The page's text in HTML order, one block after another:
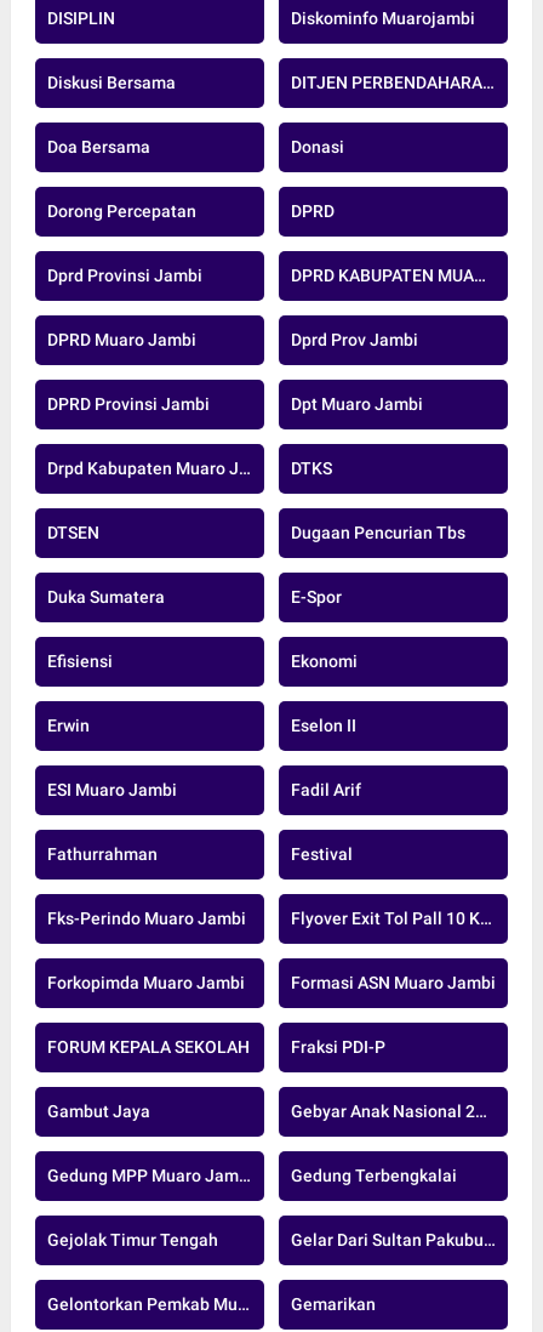
DISIPLIN Diskominfo Muarojambi
Diskusi Bersama DITJEN PERBENDAHARAAN
Doa Bersama Donasi
Dorong Percepatan DPRD
Dprd Provinsi Jambi DPRD KABUPATEN MUARO JAMBI
DPRD Muaro Jambi Dprd Prov Jambi
DPRD Provinsi Jambi Dpt Muaro Jambi
Drpd Kabupaten Muaro Jambi DTKS
DTSEN Dugaan Pencurian Tbs
Duka Sumatera E-Spor
Efisiensi Ekonomi
Erwin Eselon II
ESI Muaro Jambi Fadil Arif
Fathurrahman Festival
Fks-Perindo Muaro Jambi Flyover Exit Tol Pall 10 Kota Jambi
Forkopimda Muaro Jambi Formasi ASN Muaro Jambi
FORUM KEPALA SEKOLAH Fraksi PDI-P
Gambut Jaya Gebyar Anak Nasional 2024
Gedung MPP Muaro Jambi Gedung Terbengkalai
Gejolak Timur Tengah Gelar Dari Sultan Pakubuwono XIII
Gelontorkan Pemkab Muaro Jambi Gemarikan